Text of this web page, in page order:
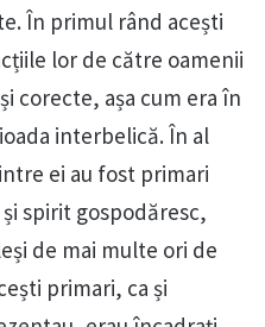
În primul rând acești
lor de către oamenii
corecte, așa cum era în
interbelică. În al
ei au fost primari
spirit gospodăresc,
de mai multe ori de
primari, ca și